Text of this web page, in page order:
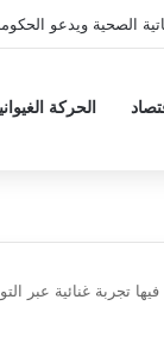
كلفة العلاج على
الحركة
تجربة غنائية عبر